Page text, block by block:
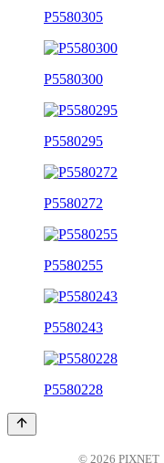
P5580305
P5580300
P5580295
P5580272
P5580255
P5580243
P5580228
© 2026 PIXNET